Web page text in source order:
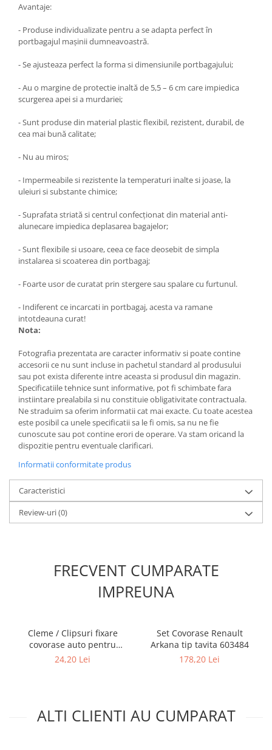
Avantaje:
- Produse individualizate pentru a se adapta perfect în
portbagajul maşinii dumneavoastră.
- Se ajusteaza perfect la forma si dimensiunile portbagajului;
- Au o margine de protectie inaltă de 5,5 – 6 cm care impiedica
scurgerea apei si a murdariei;
- Sunt produse din material plastic flexibil, rezistent, durabil, de
cea mai bună calitate;
- Nu au miros;
- Impermeabile si rezistente la temperaturi inalte si joase, la
uleiuri si substante chimice;
- Suprafata striată si centrul confecţionat din material anti-
alunecare impiedica deplasarea bagajelor;
- Sunt flexibile si usoare, ceea ce face deosebit de simpla
instalarea si scoaterea din portbagaj;
- Foarte usor de curatat prin stergere sau spalare cu furtunul.
- Indiferent ce incarcati in portbagaj, acesta va ramane
intotdeauna curat!
Nota:
Fotografia prezentata are caracter informativ si poate contine
accesorii ce nu sunt incluse in pachetul standard al produsului
sau pot exista diferente intre aceasta si produsul din magazin.
Specificatiile tehnice sunt informative, pot fi schimbate fara
instiintare prealabila si nu constituie obligativitate contractuala.
Ne straduim sa oferim informatii cat mai exacte. Cu toate acestea
este posibil ca unele specificatii sa le fi omis, sa nu ne fie
cunoscute sau pot contine erori de operare. Va stam oricand la
dispozitie pentru eventuale clarificari.
Informatii conformitate produs
Caracteristici
Review-uri(0)
FRECVENT CUMPARATE
IMPREUNA
Cleme / Clipsuri fixare
covorase auto pentru
Renault / Nissan
24,20 Lei
Set Covorase Renault
Arkana tip tavita 603484
178,20 Lei
ALTI CLIENTI AU CUMPARAT